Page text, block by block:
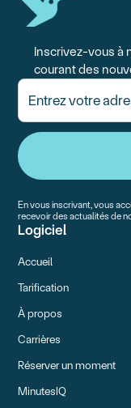
Inscrivez-vous à
courant des
En vous inscrivant, vous
recevoir des actualités de
Logiciel
Accueil
Tarification
À propos
Carrières
Réserver un moment
MinutesIQ